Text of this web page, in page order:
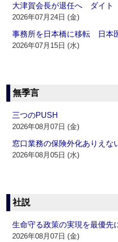
大津賀会長が退任へ ダイト
2026年07月24日 (金)
事務所を日本橋に移転 日本
2026年07月15日 (水)
無季言
三つのPUSH
2026年08月07日 (金)
窓口業務の保険外化ありえな
2026年08月05日 (水)
社説
生命守る政策の実現を最優先
2026年08月07日 (金)